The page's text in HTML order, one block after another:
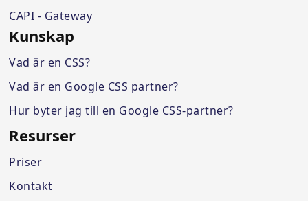
CAPI - Gateway
Kunskap
Vad är en CSS?
Vad är en Google CSS partner?
Hur byter jag till en Google CSS-partner?
Resurser
Priser
Kontakt